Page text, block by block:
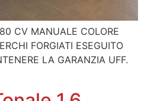
CV MANUALE COLORE
FORGIATI ESEGUITO
LA GARANZIA UFF.